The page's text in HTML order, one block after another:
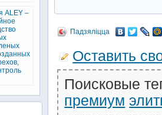
Падзяліцца
Оставить
Поисковые
премиум
ALEY –